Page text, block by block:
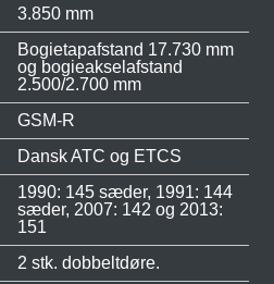
3.850 mm
Bogietapafstand 17.730 mm
og bogieakselafstand
2.500/2.700 mm
GSM-R
Dansk ATC og ETCS
1990: 145 sæder, 1991: 144
sæder, 2007: 142 og 2013:
151
2 stk. dobbeltdøre.